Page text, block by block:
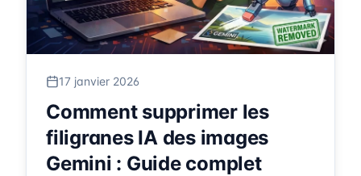
17 janvier 2026
Comment supprimer les
filigranes IA des images
Gemini : Guide complet